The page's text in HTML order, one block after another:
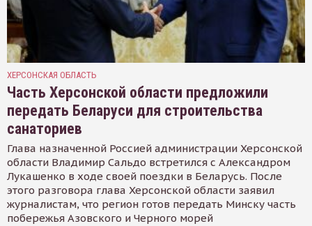
ХЕРСОНСКАЯ ОБЛАСТЬ
Часть Херсонской области предложили
передать Беларуси для строительства
санаториев
Глава назначенной Россией администрации Херсонской
области Владимир Сальдо встретился с Александром
Лукашенко в ходе своей поездки в Беларусь. После
этого разговора глава Херсонской области заявил
журналистам, что регион готов передать Минску часть
побережья Азовского и Черного морей